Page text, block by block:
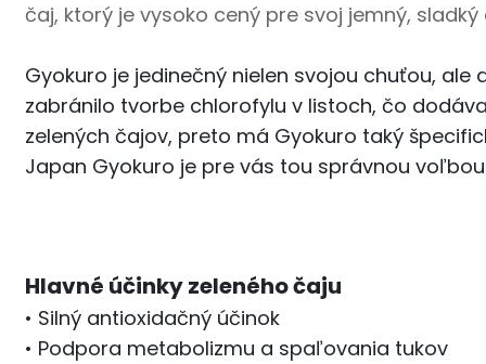
čaj, ktorý je vysoko cený pre svoj jemný,
Gyokuro je jedinečný nielen svojou chuťou,
zabránilo tvorbe chlorofylu v listoch, čo
zelených čajov, preto má Gyokuro taký
Japan Gyokuro je pre vás tou správnou
Hlavné účinky zeleného čaju
• Silný antioxidačný účinok
• Podpora metabolizmu a spaľovania tukov